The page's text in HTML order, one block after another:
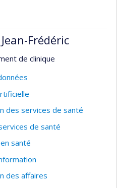
des services de
aux effets des politiques
des services de
santé
services de santé
Frédéric
de clinique
des services de santé
de santé
santé
des affaires